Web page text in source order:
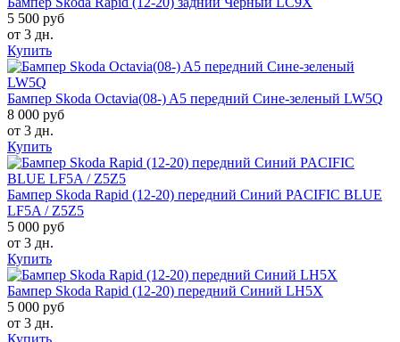
5 500 руб
от 3 дн.
Купить
Бампер Skoda Octavia(08-) A5 передний Сине-зеленый LW5Q
8 000 руб
от 3 дн.
Купить
Бампер Skoda Rapid (12-20) передний Синий PACIFIC BLUE
LF5A / Z5Z5
5 000 руб
от 3 дн.
Купить
Бампер Skoda Rapid (12-20) передний Синий LH5X
5 000 руб
от 3 дн.
Купить